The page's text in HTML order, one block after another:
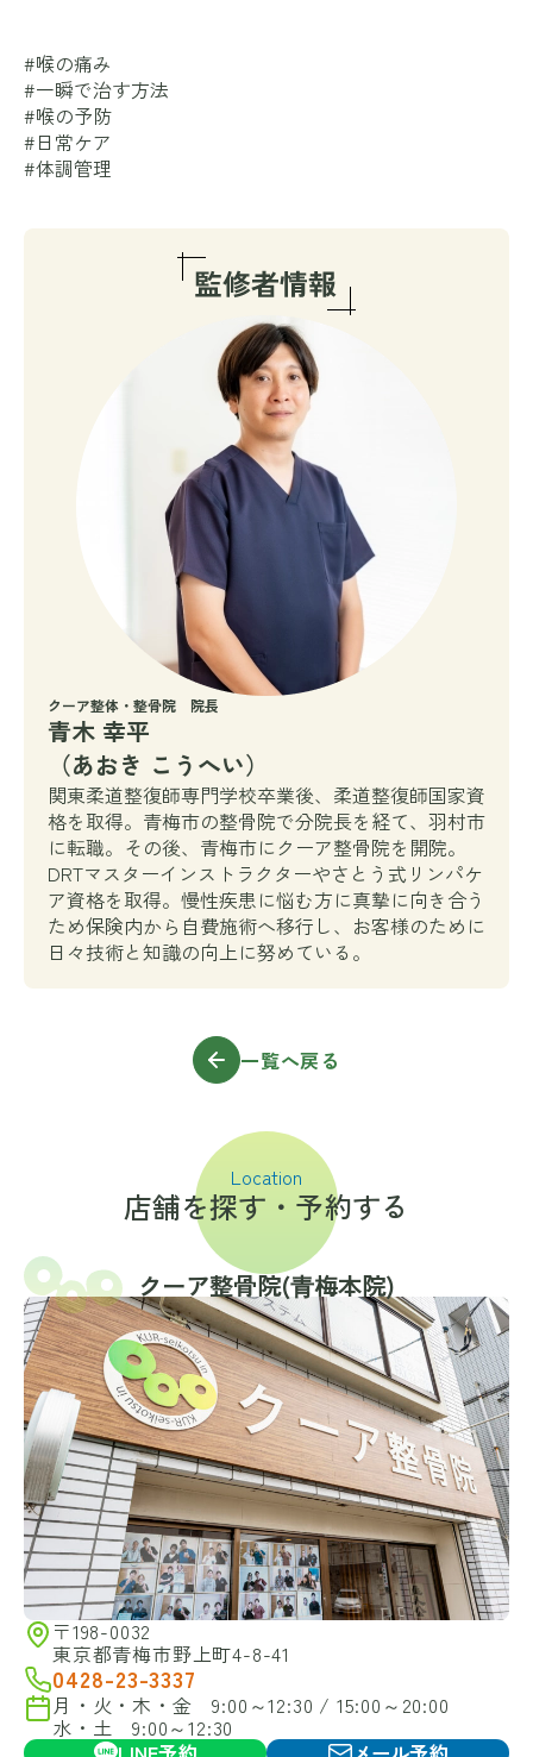
#喉の痛み
#一瞬で治す方法
#喉の予防
#日常ケア
#体調管理
クーア整体・整骨院 院長
青木 幸平
（あおき こうへい）
関東柔道整復師専門学校卒業後、柔道整復師国家資
格を取得。青梅市の整骨院で分院長を経て、羽村市
に転職。その後、青梅市にクーア整骨院を開院。
DRTマスターインストラクターやさとう式リンパケ
ア資格を取得。慢性疾患に悩む方に真摯に向き合う
ため保険内から自費施術へ移行し、お客様のために
日々技術と知識の向上に努めている。
一覧へ戻る
Location
店舗を探す・予約する
クーア整骨院(⻘梅本院)
〒198-0032
東京都青梅市野上町4-8-41
0428-23-3337
月・火・木・金 9:00～12:30 / 15:00～20:00
水・土 9:00～12:30